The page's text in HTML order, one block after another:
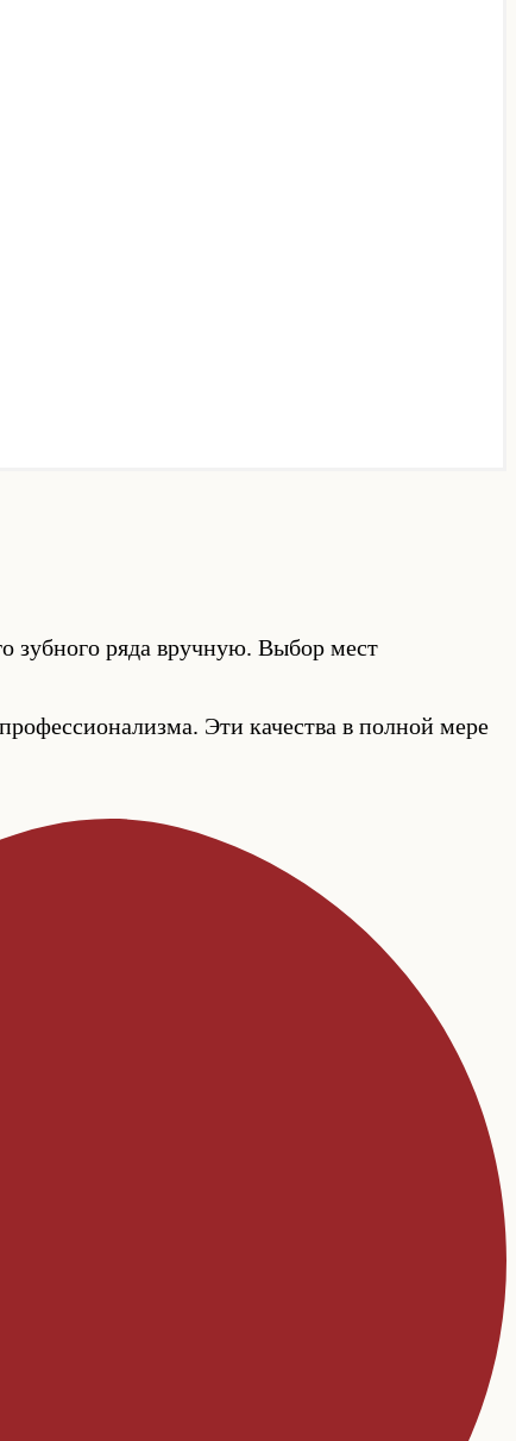
зубного ряда вручную. Выбор мест
Эти качества в полной мере